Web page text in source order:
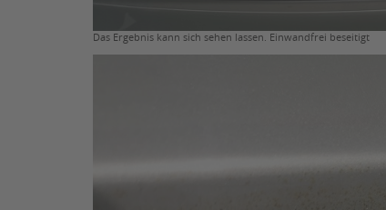
Das Ergebnis kann sich sehen lassen. Einwandfrei beseitigt